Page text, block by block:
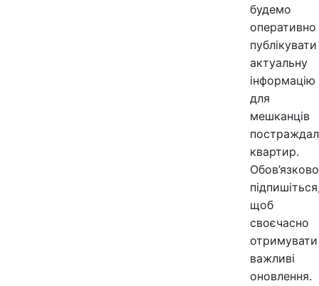
будемо
оперативно
публікувати
актуальну
інформацію
для
мешканців
квартир.
Обов’язково
щоб
своєчасно
отримувати
важливі
оновлення.